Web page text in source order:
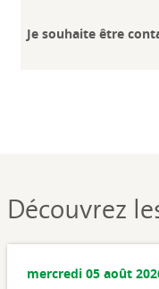
Je souhaite être
Découvrez
mercredi 05 août